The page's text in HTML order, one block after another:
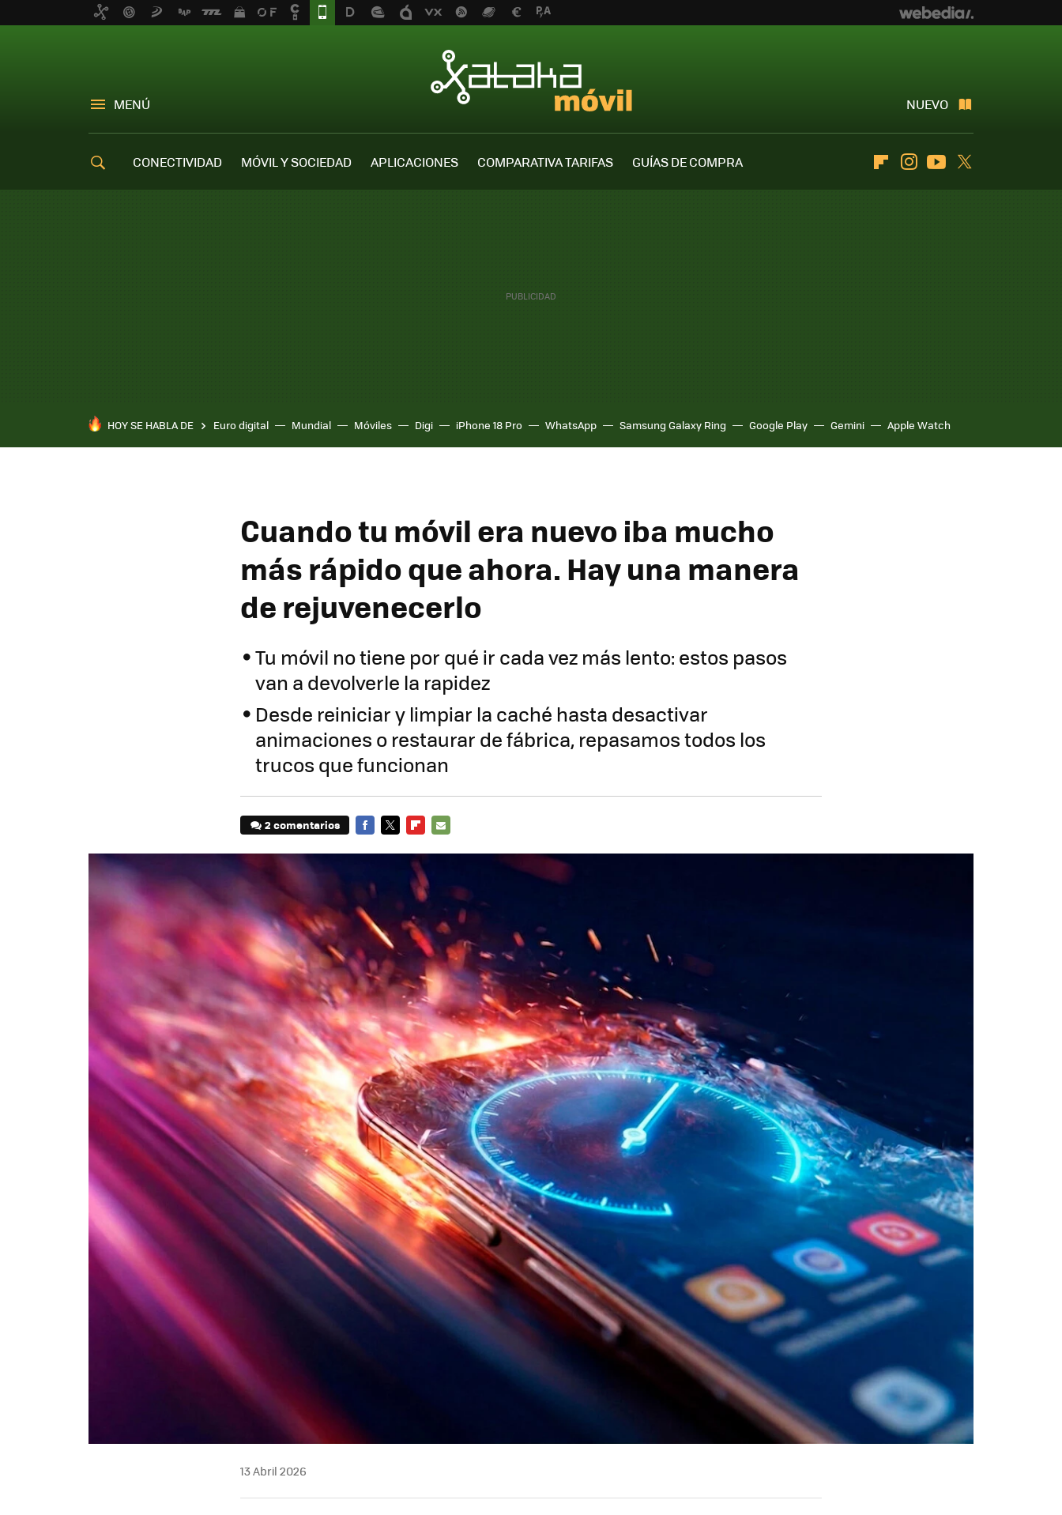
MENÚ NUEVO
CONECTIVIDAD MÓVIL Y SOCIEDAD APLICACIONES COMPARATIVA TARIFAS
GUÍAS DE COMPRA
FlipboardInstagramYoutube
HOY SE HABLA DE Euro digital Mundial Móviles Digi iPhone 18 Pro WhatsApp Samsung Galaxy Ring Google Play Gemini Apple Watch
Cuando tu móvil era nuevo iba mucho
más rápido que ahora. Hay una manera
de rejuvenecerlo
Tu móvil no tiene por qué ir cada vez más lento: estos pasos
van a devolverle la rapidez
Desde reiniciar y limpiar la caché hasta desactivar
animaciones o restaurar de fábrica, repasamos todos los
trucos que funcionan
2 comentarios
13 Abril 2026